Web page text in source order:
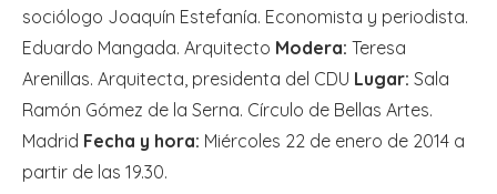
sociólogo Joaquín Estefanía. Economista y periodista.
Eduardo Mangada. Arquitecto Modera: Teresa
Arenillas. Arquitecta, presidenta del CDU Lugar: Sala
Ramón Gómez de la Serna. Círculo de Bellas Artes.
Madrid Fecha y hora: Miércoles 22 de enero de 2014 a
partir de las 19.30.